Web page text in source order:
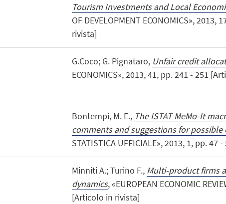
Tourism Investments and Local
OF DEVELOPMENT ECONOMICS»,
rivista]
G.Coco; G. Pignataro, Unfair credit
ECONOMICS», 2013, 41, pp. 241 - 251
Bontempi, M. E., The ISTAT MeMo-It
comments and suggestions for possible
STATISTICA UFFICIALE», 2013, 1, pp.
Minniti A.; Turino F., Multi-product firms
dynamics, «EUROPEAN ECONOMIC
[Articolo in rivista]